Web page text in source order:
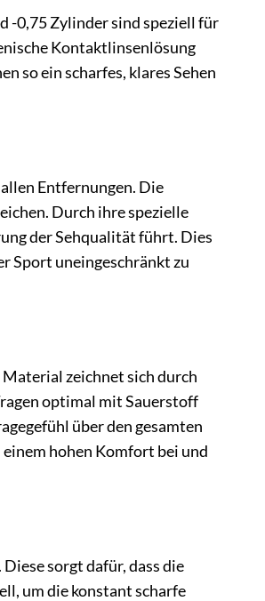
-0,75 Zylinder sind speziell für
Kontaktlinsenlösung
so ein scharfes, klares Sehen
Entfernungen. Die
Durch ihre spezielle
der Sehqualität führt. Dies
Sport uneingeschränkt zu
zeichnet sich durch
optimal mit Sauerstoff
über den gesamten
hohen Komfort bei und
sorgt dafür, dass die
um die konstant scharfe